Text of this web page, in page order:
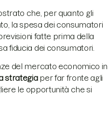
che, per quanto gli
la spesa dei consumatori
fatte prima della
fiducia dei consumatori.
del mercato economico in
strategiaper far fronte agli
le opportunità che si